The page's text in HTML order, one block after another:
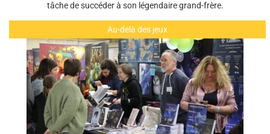
tâche de succéder à son légendaire grand-frère.
Au-delà des jeux